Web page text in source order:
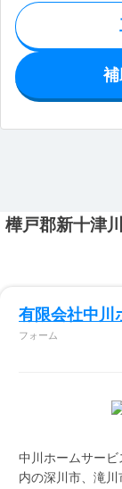
樺戸郡新十津
有限会社中川
フォーム
中川ホームサー
内の深川市、滝